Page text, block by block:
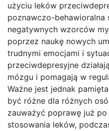
użyciu leków
poznawczo-behawioralna
negatywnych wzorców
poprzez naukę nowych
trudnymi emocjami i
przeciwdepresyjne
mózgu i pomagają w
Ważne jest jednak
być różne dla różnych
zauważyć poprawę już
stosowania leków,